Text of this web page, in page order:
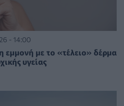
- 14:00
εμμονή με το «τέλειο» δέρμα
υγείας